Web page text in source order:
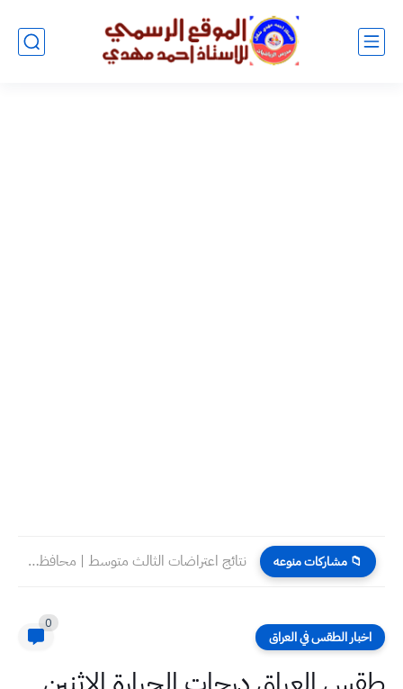
📁 مشاركات منوعه نتائج اعتراضات الثالث متوسط | محافظة النجف | الدور الاول...
اخبار الطقس في العراق
0